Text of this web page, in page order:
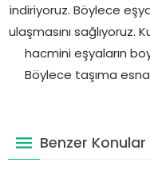
indiriyoruz. Böylece
ulaşmasını sağlıyoruz.
hacmini eşyaların
Böylece taşıma
Benzer Konular